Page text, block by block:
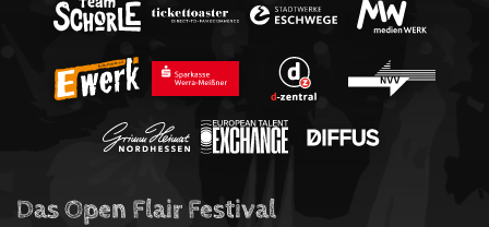
Das Open Flair Festival